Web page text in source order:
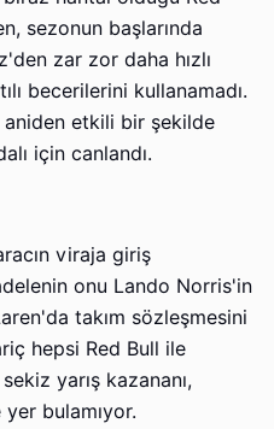
sezonun başlarında
zar zor daha hızlı
becerilerini kullanamadı.
aniden etkili bir şekilde
için canlandı.
viraja giriş
onu Lando Norris'in
takım sözleşmesini
hepsi Red Bull ile
yarış kazananı,
bulamıyor.